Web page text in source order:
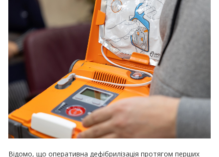
Відомо, що оперативна дефібрилізація протягом перших